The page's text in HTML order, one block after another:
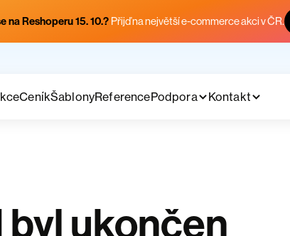
na Reshoperu 15. 10.? Přijď na největší e-commerce akci v ČR.
CeníkŠablonyReferencePodpora Kontakt
ukončen